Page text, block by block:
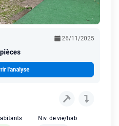
26/11/2025
l'analyse
Niv. de vie/hab